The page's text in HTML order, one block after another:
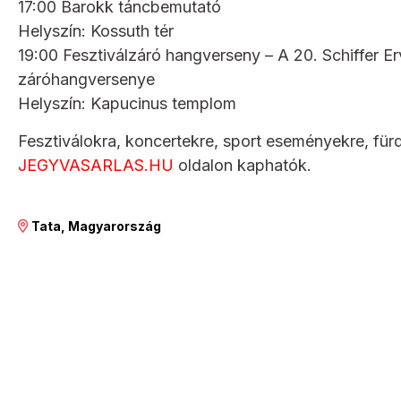
17:00 Barokk táncbemutató
Helyszín: Kossuth tér
19:00 Fesztiválzáró hangverseny – A 20. Schiffer
záróhangversenye
Helyszín: Kapucinus templom
Fesztiválokra, koncertekre, sport eseményekre,
JEGYVASARLAS.HU oldalon kaphatók.
Tata, Magyarország